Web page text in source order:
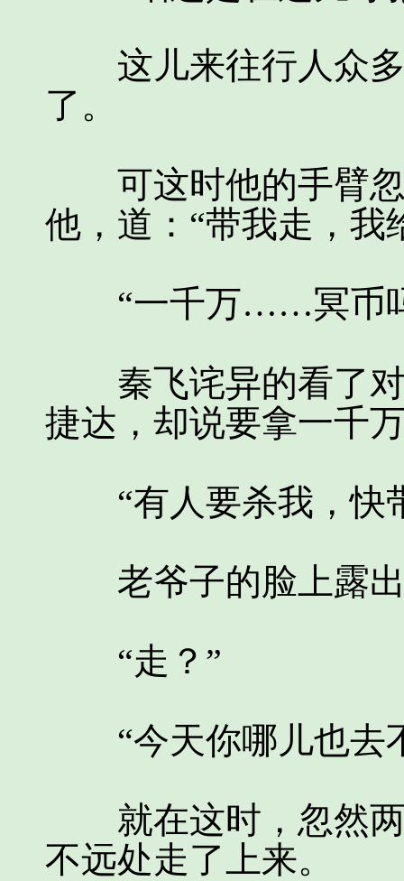
这儿来往行人众多
了。
可这时他的手臂忽
他，道：“带我走，我
“一千万……冥币
秦飞诧异的看了对
捷达，却说要拿一千
“有人要杀我，快
老爷子的脸上露出
“走？”
“今天你哪儿也去
就在这时，忽然两
不远处走了上来。